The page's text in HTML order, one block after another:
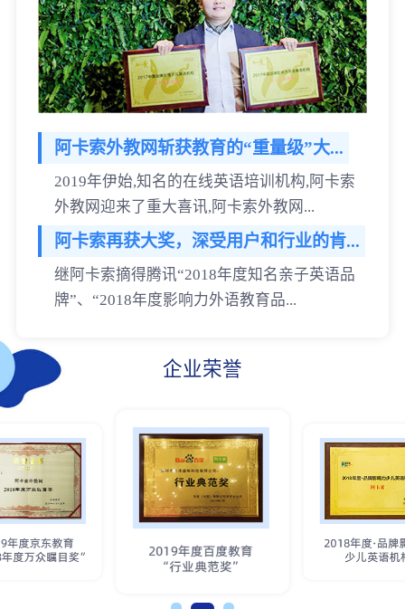
阿卡索外教网斩获教育的“重量级”大...
2019年伊始,知名的在线英语培训机构,阿卡索
外教网迎来了重大喜讯,阿卡索外教网...
阿卡索再获大奖，深受用户和行业的肯...
继阿卡索摘得腾讯“2018年度知名亲子英语品
牌”、“2018年度影响力外语教育品...
企业荣誉